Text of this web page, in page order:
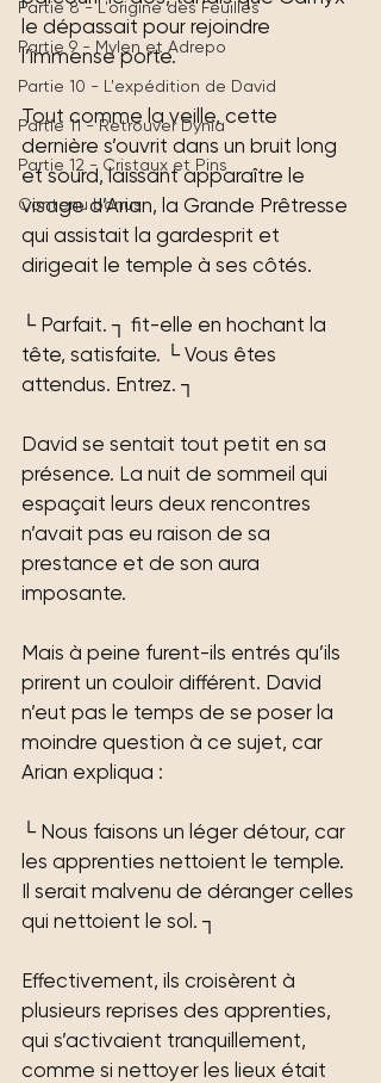
Partie 8 - L'origine des Feuilles
Partie 9 - Mylen et Adrepo
Partie 10 - L'expédition de David
Partie 11 - Retrouver Dynia
Partie 12 - Cristaux et Pins
Contenu bonus
le dépassait pour rejoindre
l’immense porte.
Tout comme la veille, cette
dernière s’ouvrit dans un bruit long
et sourd, laissant apparaître le
visage d’Arian, la Grande Prêtresse
qui assistait la gardesprit et
dirigeait le temple à ses côtés.
└ Parfait. ┐ fit-elle en hochant la
tête, satisfaite. └ Vous êtes
attendus. Entrez. ┐
David se sentait tout petit en sa
présence. La nuit de sommeil qui
espaçait leurs deux rencontres
n’avait pas eu raison de sa
prestance et de son aura
imposante.
Mais à peine furent-ils entrés qu’ils
prirent un couloir différent. David
n’eut pas le temps de se poser la
moindre question à ce sujet, car
Arian expliqua :
└ Nous faisons un léger détour, car
les apprenties nettoient le temple.
Il serait malvenu de déranger celles
qui nettoient le sol. ┐
Effectivement, ils croisèrent à
plusieurs reprises des apprenties,
qui s’activaient tranquillement,
comme si nettoyer les lieux était